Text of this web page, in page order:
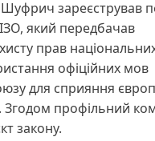
зареєстрував
який передбачав
прав
офіційних мов
для сприяння
Згодом профільний
закону.